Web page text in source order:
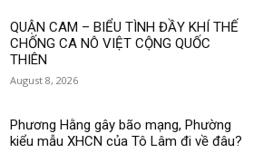
QUẬN CAM – BIỂU TÌNH ĐẦY KHÍ THẾ
CHỐNG CA NÔ VIỆT CỘNG QUỐC
THIÊN
August 8, 2026
Phương Hằng gây bão mạng, Phường
kiểu mẫu XHCN của Tô Lâm đi về đâu?